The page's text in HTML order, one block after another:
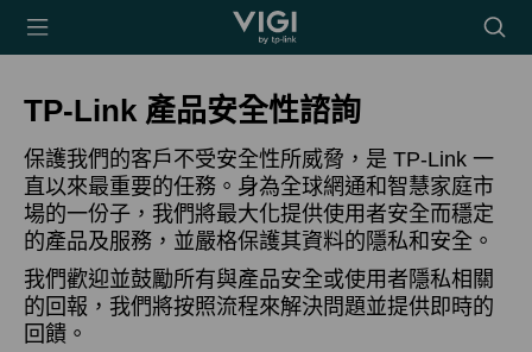
TP-Link, Reliably
搜
尋
TP-Link 產品安全性諮詢
保護我們的客戶不受安全性所威脅，是 TP-Link 一
直以來最重要的任務。身為全球網通和智慧家庭市
場的一份子，我們將最大化提供使用者安全而穩定
的產品及服務，並嚴格保護其資料的隱私和安全。
我們歡迎並鼓勵所有與產品安全或使用者隱私相關
的回報，我們將按照流程來解決問題並提供即時的
回饋。